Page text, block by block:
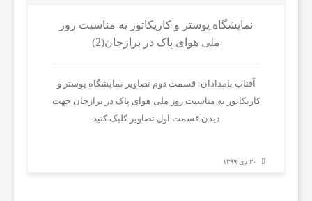
نمایشگاه پوستر و کاریکاتور به مناسبت روز
ملی هوای پاک در برازجان(2)
آفتاب بامدادان: قسمت دوم تصاویر نمایشگاه پوستر و
کاریکاتور به مناسبت روز ملی هوای پاک در برازجان جهت
دیدن قسمت اول تصاویر کلیک کنید
۳۰ دی ۱۳۹۹